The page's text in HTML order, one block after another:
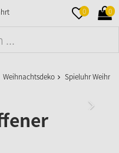
0 0
Weihnachtsdeko Spieluhr